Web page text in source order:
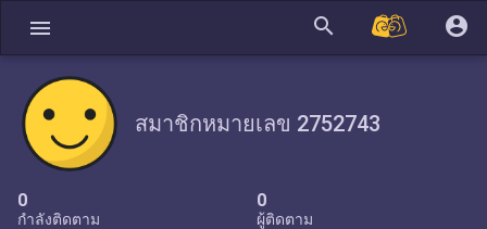
menu search account_circle
สมาชิกหมายเลข 2752743
0
กำลังติดตาม
0
ผู้ติดตาม